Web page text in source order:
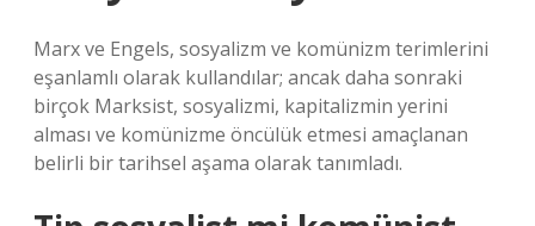
Marx ve Engels, sosyalizm ve komünizm terimlerini
eşanlamlı olarak kullandılar; ancak daha sonraki
birçok Marksist, sosyalizmi, kapitalizmin yerini
alması ve komünizme öncülük etmesi amaçlanan
belirli bir tarihsel aşama olarak tanımladı.